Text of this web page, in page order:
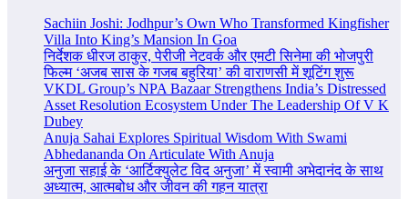
Sachiin Joshi: Jodhpur’s Own Who Transformed Kingfisher
Villa Into King’s Mansion In Goa
निर्देशक धीरज ठाकुर, पेरीजी नेटवर्क और एमटी सिनेमा की भोजपुरी
फिल्म ‘अजब सास के गजब बहुरिया’ की वाराणसी में शूटिंग शुरू
VKDL Group’s NPA Bazaar Strengthens India’s Distressed
Asset Resolution Ecosystem Under The Leadership Of V K
Dubey
Anuja Sahai Explores Spiritual Wisdom With Swami
Abhedananda On Articulate With Anuja
अनुजा सहाई के ‘आर्टिक्युलेट विद अनुजा’ में स्वामी अभेदानंद के साथ
अध्यात्म, आत्मबोध और जीवन की गहन यात्रा